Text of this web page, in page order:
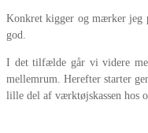
Konkret kigger og mærker jeg
god.
I det tilfælde går vi videre
mellemrum. Herefter starter
lille del af værktøjskassen hos